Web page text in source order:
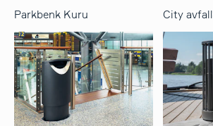
Parkbenk Kuru City